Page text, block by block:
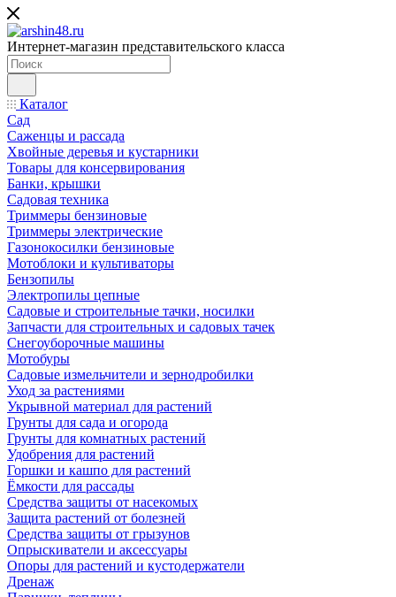
Интернет-магазин представительского класса
Каталог
Сад
Саженцы и рассада
Хвойные деревья и кустарники
Товары для консервирования
Банки, крышки
Садовая техника
Триммеры бензиновые
Триммеры электрические
Газонокосилки бензиновые
Мотоблоки и культиваторы
Бензопилы
Электропилы цепные
Садовые и строительные тачки, носилки
Запчасти для строительных и садовых тачек
Снегоуборочные машины
Мотобуры
Садовые измельчители и зернодробилки
Уход за растениями
Укрывной материал для растений
Грунты для сада и огорода
Грунты для комнатных растений
Удобрения для растений
Горшки и кашпо для растений
Ёмкости для рассады
Средства защиты от насекомых
Защита растений от болезней
Средства защиты от грызунов
Опрыскиватели и аксессуары
Опоры для растений и кустодержатели
Дренаж